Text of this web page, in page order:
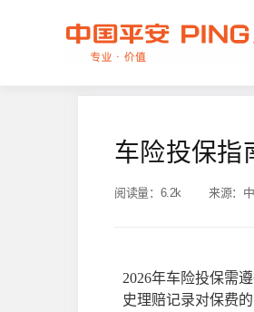
车险投保指
阅读量： 6.2k 来源：
2026年车险投保需
史理赔记录对保费